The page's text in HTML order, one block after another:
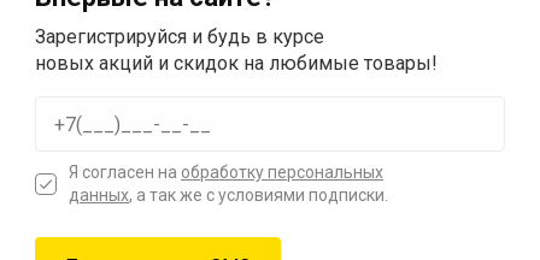
Зарегистрируйся и будь в курсе
новых акций и скидок на любимые товары!
Я согласен на обработку персональных
данных, а так же с условиями подписки.